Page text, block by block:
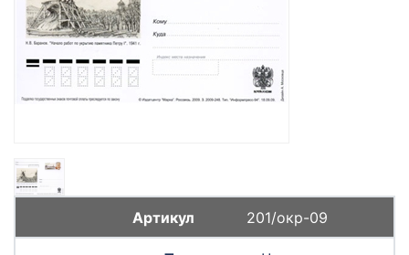
201/окр-09